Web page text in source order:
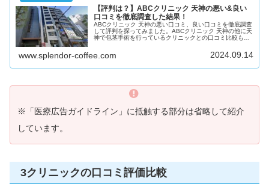
【評判は？】ABCクリニック 天神の悪い&良い
口コミを徹底調査した結果！
ABCクリニック 天神の悪い口コミ、良い口コミを徹底調査
して評判を探ってみました。ABCクリニック 天神の他に天
神で包茎手術を行っているクリニックとの口コミ比較もま
www.splendor-coffee.com 2024.09.14
※「医療広告ガイドライン」に抵触する部分は省略して紹介
しています。
3クリニックの口コミ評価比較